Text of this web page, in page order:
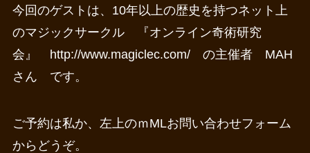
今回のゲストは、10年以上の歴史を持つネット上
のマジックサークル 『オンライン奇術研究
会』 http://www.magiclec.com/ の主催者 MAH
さん です。
ご予約は私か、左上のｍMLお問い合わせフォーム
からどうぞ。